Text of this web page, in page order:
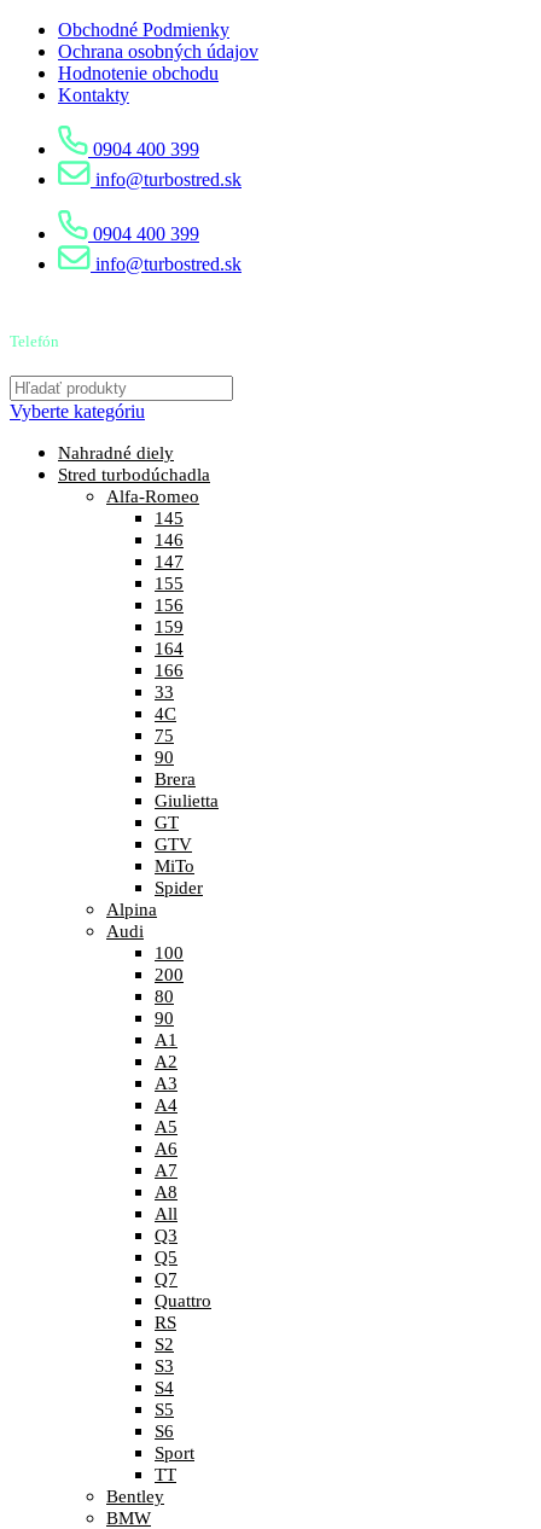
Obchodné Podmienky
Ochrana osobných údajov
Hodnotenie obchodu
Kontakty
0904 400 399
info@turbostred.sk
0904 400 399
info@turbostred.sk
Telefón
Vyberte kategóriu
Nahradné diely
Stred turbodúchadla
Alfa-Romeo
145
146
147
155
156
159
164
166
33
4C
75
90
Brera
Giulietta
GT
GTV
MiTo
Spider
Alpina
Audi
100
200
80
90
A1
A2
A3
A4
A5
A6
A7
A8
All
Q3
Q5
Q7
Quattro
RS
S2
S3
S4
S5
S6
Sport
TT
Bentley
BMW